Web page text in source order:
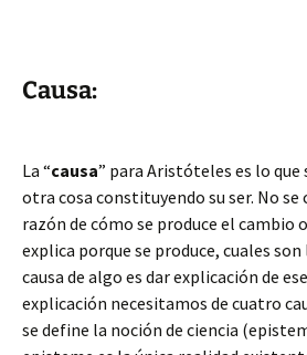
Causa:
La “causa” para Aristóteles es lo
otra cosa constituyendo su ser. No
razón de cómo se produce el cambio
explica porque se produce, cuales son
causa de algo es dar explicación de
explicación necesitamos de cuatro
se define la noción de ciencia